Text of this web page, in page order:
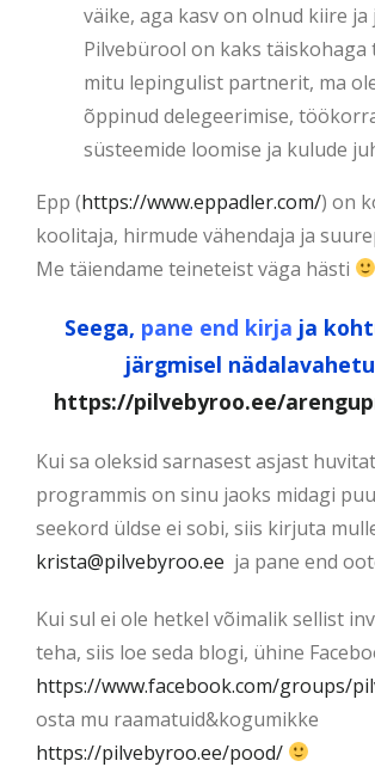
väike, aga kasv on olnud kiire ja
Pilvebürool on kaks täiskohaga
mitu lepingulist partnerit, ma
õppinud delegeerimise,
süsteemide loomise ja kulude
Epp (https://www.eppadler.com/) on
koolitaja, hirmude vähendaja ja
Me täiendame teineteist väga hästi
Seega, pane end kirja ja
järgmisel
https://pilvebyroo.ee/
Kui sa oleksid sarnasest asjast
programmis on sinu jaoks midagi
seekord üldse ei sobi, siis kirjuta
krista@pilvebyroo.ee ja pane end
Kui sul ei ole hetkel võimalik sellist
teha, siis loe seda blogi, ühine
https://www.facebook.com/groups/
osta mu raamatuid&kogumikke
https://pilvebyroo.ee/pood/